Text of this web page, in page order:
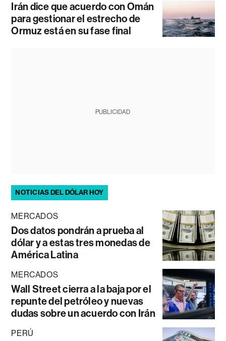
Irán dice que acuerdo con Omán
para gestionar el estrecho de
Ormuz está en su fase final
PUBLICIDAD
NOTICIAS DEL DÓLAR HOY
MERCADOS
Dos datos pondrán a prueba al
dólar y a estas tres monedas de
América Latina
MERCADOS
Wall Street cierra a la baja por el
repunte del petróleo y nuevas
dudas sobre un acuerdo con Irán
PERÚ